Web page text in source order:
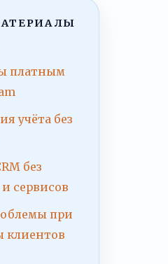
платным
учёта без
без
сервисов
при
клиентов